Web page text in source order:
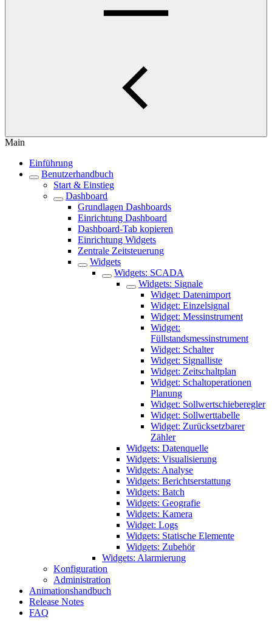
Main
Einführung
Benutzerhandbuch
Start & Einstieg
Dashboard
Grundlagen Dashboards
Einrichtung Dashboard
Dashboard-Tab kopieren
Einrichtung Widgets
Zentrale Zeitsteuerung
Widgets
Widgets: SCADA
Widgets: Signale
Widget: Datenimport
Widget: Einzelsignal
Widget: Messinstrument
Widget:
Füllstandsmessinstrument
Widget: Schalter
Widget: Signalliste
Widget: Zeitschaltplan
Widget: Schaltoperationen
Planung
Widget: Sollwertschieberegler
Widget: Sollwerttabelle
Widget: Zurücksetzbarer
Zähler
Widgets: Datenquelle
Widgets: Visualisierung
Widgets: Analyse
Widgets: Berichtserstattung
Widgets: Batch
Widgets: Geografie
Widgets: Kamera
Widget: Logs
Widgets: Statische Elemente
Widgets: Zubehör
Widgets: Alarmierung
Konfiguration
Administration
Animationshandbuch
Release Notes
FAQ